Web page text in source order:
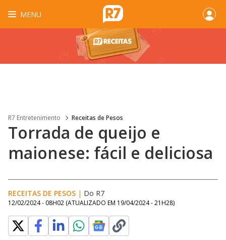
MENU
R7 Entretenimento Receitas de Pesos
Torrada de queijo e
maionese: fácil e deliciosa
RECEITAS DE PESOS | Do R7
12/02/2024 - 08H02 (ATUALIZADO EM 19/04/2024 - 21H28)